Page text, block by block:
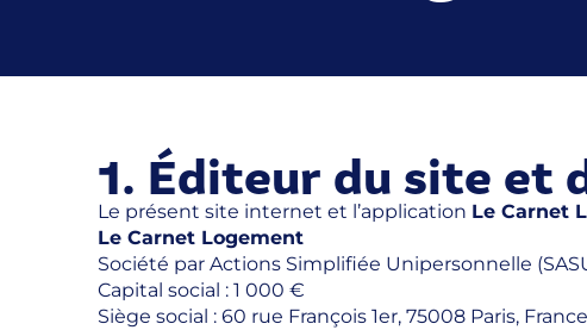
1. Éditeur du site et
Le présent site internet et l’application Le Carnet
Le Carnet Logement
Société par Actions Simplifiée Unipersonnelle
Capital social : 1 000 €
Siège social : 60 rue François 1er, 75008 Paris, France